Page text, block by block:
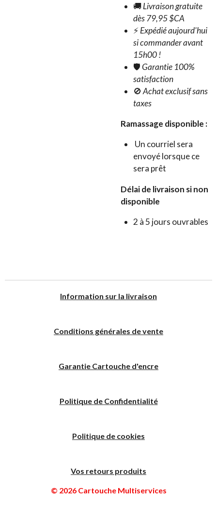
🚚Livraison gratuite
dès 79,95 $CA
⚡Expédié aujourd'hui
si commander avant
15h00 !
🛡️Garantie 100%
satisfaction
🚫Achat exclusif sans
taxes
Ramassage disponible :
Un courriel sera
envoyé lorsque ce
sera prêt
Délai de livraison si non
disponible
2 à 5 jours ouvrables
Information sur la livraison
Conditions générales de vente
Garantie Cartouche d'encre
Politique de Confidentialité
Politique de cookies
Vos retours produits
© 2026 Cartouche Multiservices